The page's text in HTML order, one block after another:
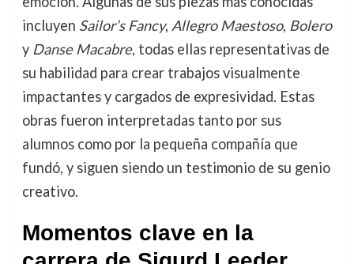
incluyen Sailor’s Fancy, Allegro Maestoso, Bolero
y Danse Macabre, todas ellas representativas de
su habilidad para crear trabajos visualmente
impactantes y cargados de expresividad. Estas
obras fueron interpretadas tanto por sus
alumnos como por la pequeña compañía que
fundó, y siguen siendo un testimonio de su genio
creativo.
Momentos clave en la